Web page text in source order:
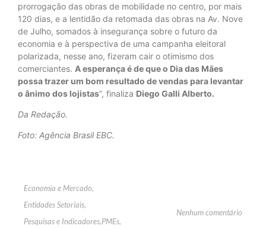
prorrogação das obras de mobilidade no centro, por mais
120 dias, e a lentidão da retomada das obras na Av. Nove
de Julho, somados à insegurança sobre o futuro da
economia e à perspectiva de uma campanha eleitoral
polarizada, nesse ano, fizeram cair o otimismo dos
comerciantes. A esperança é de que o Dia das Mães
possa trazer um bom resultado de vendas para levantar
o ânimo dos lojistas”, finaliza Diego Galli Alberto.
Da Redação.
Foto: Agência Brasil EBC.
Economia e Mercado,
Entidades Setoriais,
Pesquisas e Indicadores,PMEs,
Nenhum comentário